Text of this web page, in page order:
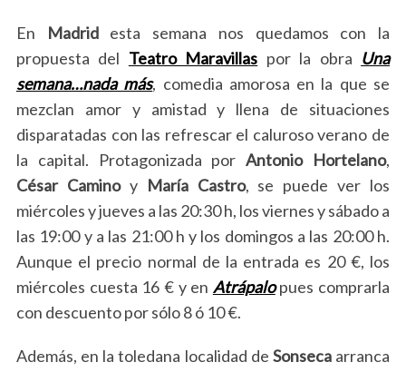
En Madridesta semana nos quedamos con la
propuesta del Teatro Maravillas por la obra Una
semana…nada más, comedia amorosa en la que se
mezclan amor y amistad y llena de situaciones
disparatadas con las refrescar el caluroso verano de
la capital. Protagonizada porAntonio Hortelano,
César Caminoy María Castro, se puede ver los
miércoles y jueves a las 20:30 h, los viernes y sábado a
las 19:00 y a las 21:00 h y los domingos a las 20:00 h.
Aunque el precio normal de la entrada es 20 €, los
miércoles cuesta 16 € y en Atrápalopues comprarla
con descuento por sólo 8 ó 10€.
Además, en la toledana localidad de Sonsecaarranca